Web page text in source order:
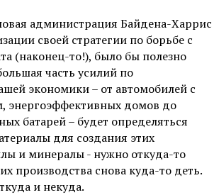
администрация Байдена-Харрис
своей стратегии по борьбе с
(наконец-то!), было бы полезно
часть усилий по
экономики – от автомобилей с
энергоэффективных домов до
батарей – будет определяться
для создания этих
и минералы - нужно откуда-то
производства снова куда-то деть.
и некуда.